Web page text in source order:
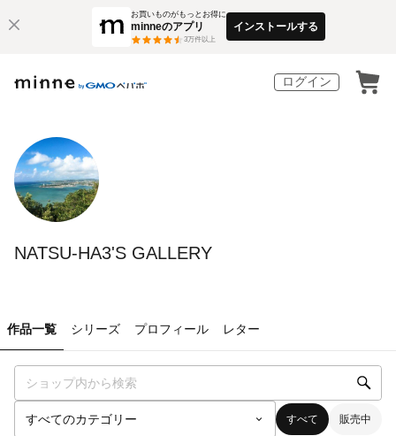
お買いものがもっとお得に
minneのアプリ
3万件以上
インストールする
ログイン
NATSU-HA3'S GALLERY
作品一覧 シリーズ プロフィール レター
すべて 販売中